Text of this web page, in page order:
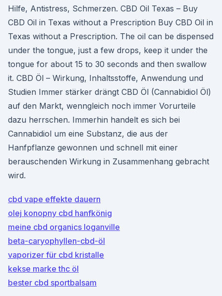
Hilfe, Antistress, Schmerzen. CBD Oil Texas – Buy
CBD Oil in Texas without a Prescription Buy CBD Oil in
Texas without a Prescription. The oil can be dispensed
under the tongue, just a few drops, keep it under the
tongue for about 15 to 30 seconds and then swallow
it. CBD Öl – Wirkung, Inhaltsstoffe, Anwendung und
Studien Immer stärker drängt CBD Öl (Cannabidiol Öl)
auf den Markt, wenngleich noch immer Vorurteile
dazu herrschen. Immerhin handelt es sich bei
Cannabidiol um eine Substanz, die aus der
Hanfpflanze gewonnen und schnell mit einer
berauschenden Wirkung in Zusammenhang gebracht
wird.
cbd vape effekte dauern
olej konopny cbd hanfkönig
meine cbd organics loganville
beta-caryophyllen-cbd-öl
vaporizer für cbd kristalle
kekse marke thc öl
bester cbd sportbalsam